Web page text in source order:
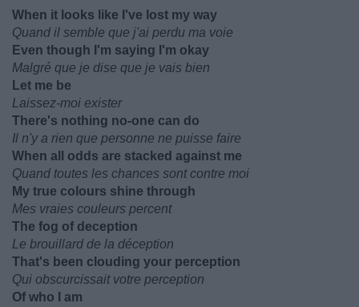
When it looks like I've lost my way
Quand il semble que j'ai perdu ma voie
Even though I'm saying I'm okay
Malgré que je dise que je vais bien
Let me be
Laissez-moi exister
There's nothing no-one can do
Il n'y a rien que personne ne puisse faire
When all odds are stacked against me
Quand toutes les chances sont contre moi
My true colours shine through
Mes vraies couleurs percent
The fog of deception
Le brouillard de la déception
That's been clouding your perception
Qui obscurcissait votre perception
Of who I am